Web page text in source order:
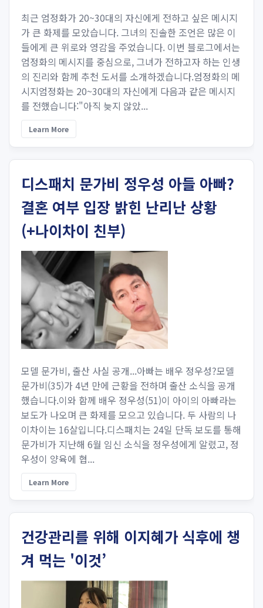
최근 엄정화가 20~30대의 자신에게 전하고 싶은 메시지
가 큰 화제를 모았습니다. 그녀의 진솔한 조언은 많은 이
들에게 큰 위로와 영감을 주었습니다. 이번 블로그에서는
엄정화의 메시지를 중심으로, 그녀가 전하고자 하는 인생
의 진리와 함께 추천 도서를 소개하겠습니다.엄정화의 메
시지엄정화는 20~30대의 자신에게 다음과 같은 메시지
를 전했습니다:"아직 늦지 않았...
Learn More
디스패치 문가비 정우성 아들 아빠?
결혼 여부 입장 밝힌 난리난 상황
(+나이차이 친부)
모델 문가비, 출산 사실 공개...아빠는 배우 정우성?모델
문가비(35)가 4년 만에 근황을 전하며 출산 소식을 공개
했습니다.이와 함께 배우 정우성(51)이 아이의 아빠라는
보도가 나오며 큰 화제를 모으고 있습니다. 두 사람의 나
이차이는 16살입니다.디스패치는 24일 단독 보도를 통해
문가비가 지난해 6월 임신 소식을 정우성에게 알렸고, 정
우성이 양육에 협...
Learn More
건강관리를 위해 이지혜가 식후에 챙
겨 먹는 '이것’